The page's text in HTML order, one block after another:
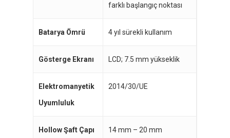
farklı başlangıç noktası
Batarya Ömrü 4 yıl sürekli kullanım
Gösterge Ekranı LCD; 7.5 mm yükseklik
Elektromanyetik
Uyumluluk
2014/30/UE
Hollow Şaft Çapı 14 mm – 20 mm